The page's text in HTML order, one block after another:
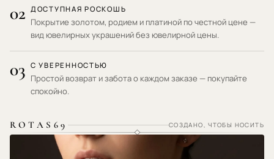
02 ДОСТУПНАЯ РОСКОШЬ
Покрытие золотом, родием и платиной по честной цене —
вид ювелирных украшений без ювелирной цены.
03 С УВЕРЕННОСТЬЮ
Простой возврат и забота о каждом заказе — покупайте
спокойно.
ROTAS69 СОЗДАНО, ЧТОБЫ НОСИТЬ